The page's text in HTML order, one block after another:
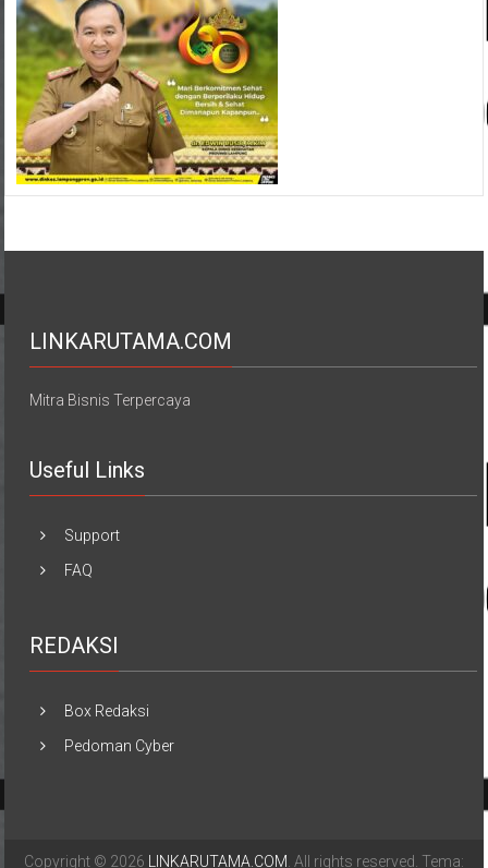
LINKARUTAMA.COM
Mitra Bisnis Terpercaya
Useful Links
Support
FAQ
REDAKSI
Box Redaksi
Pedoman Cyber
Copyright © 2026 LINKARUTAMA.COM . All rights reserved. Tema: